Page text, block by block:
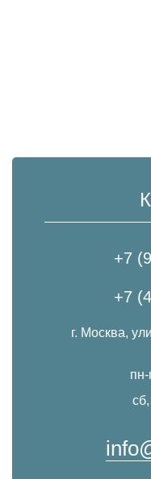
+7
+7
г. Москва,